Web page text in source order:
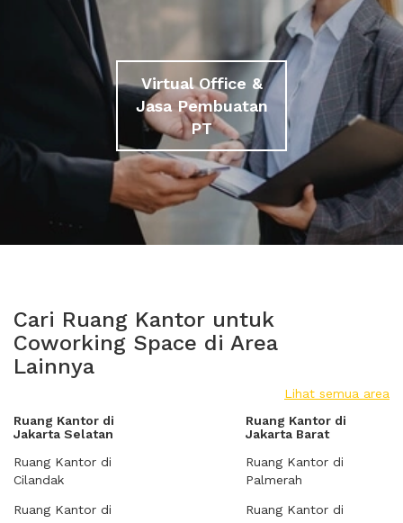
Virtual Office &
Jasa Pembuatan
PT
Cari Ruang Kantor untuk
Coworking Space di Area
Lainnya
Lihat semua area
Ruang Kantor di
Jakarta Selatan
Ruang Kantor di
Cilandak
Ruang Kantor di
Ruang Kantor di
Jakarta Barat
Ruang Kantor di
Palmerah
Ruang Kantor di